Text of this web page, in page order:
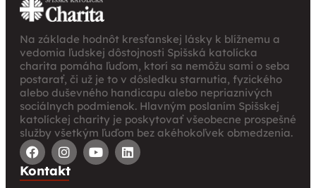
Na základe hodnôt kresťanskej lásky k blížnemu a
vedomia ľudskej dôstojnosti Spišská katolícka
charita pomáha ľuďom, ktorí sa nemôžu sami o seba
postarať, či už je to v dôsledku starnutia, fyzického
alebo duševného handicapu alebo nepriaznivých
sociálnych podmienok. Hlavným poslaním Spišskej
katolíckej charity je poskytovať všeobecne prospešné
služby všetkým ľuďom bez akéhokoľvek obmedzenia.
Kontakt